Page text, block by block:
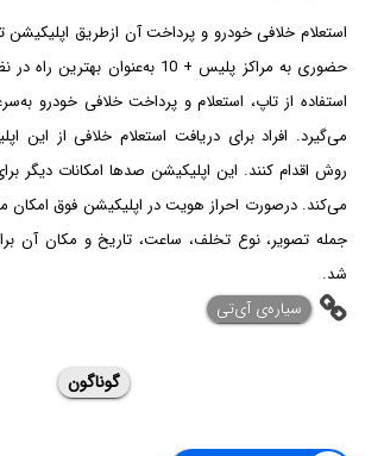
استعلام خلافی خودرو و پرداخت آن از‌طریق اپلیکیشن
حضوری به مراکز پلیس + 10 به‌عنوان
استفاده از تاپ، استعلام و پرداخت خلافی خودرو
می‌گیرد. افراد برای دریافت استعلام خلافی از این
روش اقدام کنند. این اپلیکیشن صدها امکانات دیگر
می‌کند. درصورت احراز هویت در اپلیکیشن فوق امکان
جمله تصویر، نوع تخلف، ساعت، تاریخ و مکان آن
شد.
‌سیاره‌ی آی‌تی
گوناگون